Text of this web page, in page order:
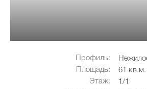
Профиль:
Площадь:
61 кв.м.
Этаж:
1/1